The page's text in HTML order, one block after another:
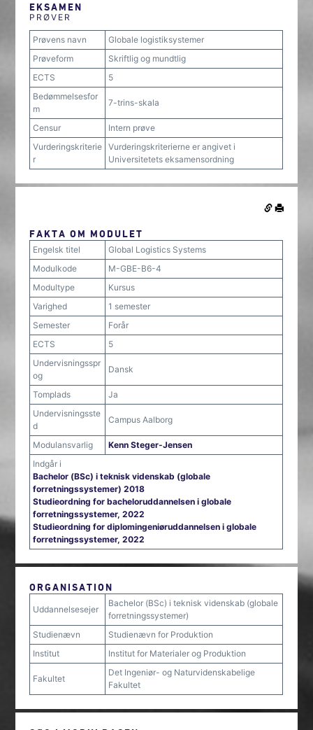
EKSAMEN
PRØVER
Prøvens navn
Globale logistiksystemer
Prøveform
Skriftlig og mundtlig
ECTS
5
Bedømmelsesfor
m
7-trins-skala
Censur
Intern prøve
Vurderingskriterie
r
Vurderingskriterierne er angivet i
Universitetets eksamensordning
FAKTA OM MODULET
Engelsk titel
Global Logistics Systems
Modulkode
M-GBE-B6-4
Modultype
Kursus
Varighed
1 semester
Semester
Forår
ECTS
5
Undervisningsspr
og
Dansk
Tomplads
Ja
Undervisningsste
d
Campus Aalborg
Modulansvarlig
Kenn Steger-Jensen
Indgår i
Bachelor (BSc) i teknisk videnskab (globale
forretningssystemer) 2018
Studieordning for bacheloruddannelsen i globale
forretningssystemer, 2022
Studieordning for diplomingeniøruddannelsen i globale
forretningssystemer, 2022
ORGANISATION
Uddannelsesejer
Bachelor (BSc) i teknisk videnskab (globale
forretningssystemer)
Studienævn
Studienævn for Produktion
Institut
Institut for Materialer og Produktion
Fakultet
Det Ingeniør- og Naturvidenskabelige
Fakultet